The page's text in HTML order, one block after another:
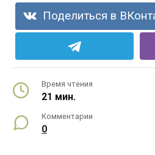
Поделиться в
Время чтения
21 мин.
Комментарии
0